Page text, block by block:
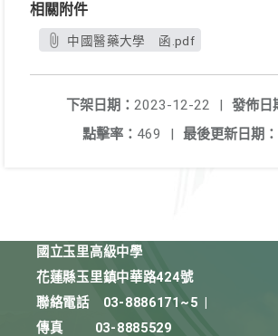
相關附件
中國醫藥大學 函.pdf
發佈日
下架日期： 2023-12-22
|
最後更新日期：
點擊率： 469 |
國立玉里高級中學
花蓮縣玉里鎮中華路424號
聯絡電話
03-8886171~5
傳真
03-8885529